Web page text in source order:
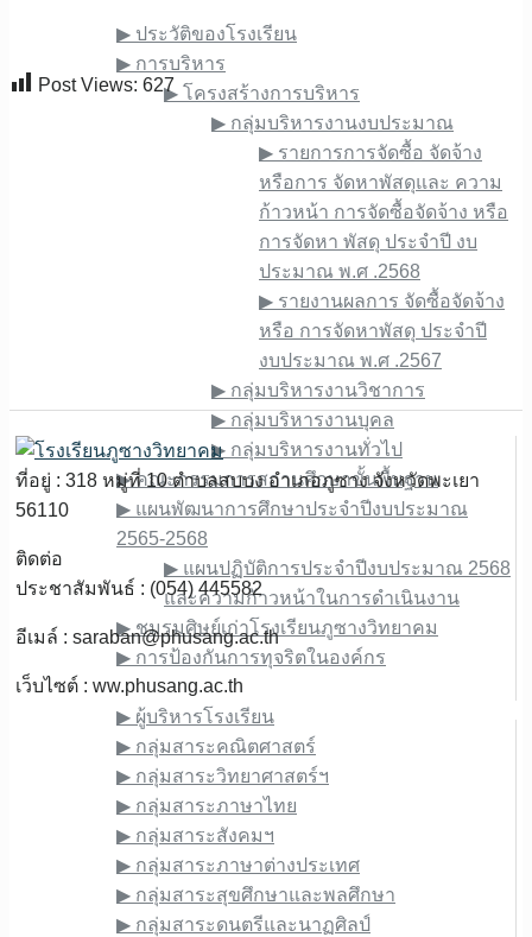
▶︎ ประวัติของโรงเรียน
▶︎ การบริหาร
▶︎ โครงสร้างการบริหาร
▶︎ กลุ่มบริหารงานงบประมาณ
▶︎ รายการการจัดซื้อ จัดจ้าง
หรือการ จัดหาพัสดุและ ความ
ก้าวหน้า การจัดซื้อจัดจ้าง หรือ
การจัดหา พัสดุ ประจําปี งบ
ประมาณ พ.ศ .2568
▶︎ รายงานผลการ จัดซื้อจัดจ้าง
หรือ การจัดหาพัสดุ ประจําปี
งบประมาณ พ.ศ .2567
▶︎ กลุ่มบริหารงานวิชาการ
▶︎ กลุ่มบริหารงานบุคล
▶︎ กลุ่มบริหารงานทั่วไป
▶︎ คณะกรรมการสถานศึกษาขั้นพื้นฐาน
▶︎ แผนพัฒนาการศึกษาประจำปีงบประมาณ
2565-2568
▶︎ แผนปฏิบัติการประจำปีงบประมาณ 2568
และความก้าวหน้าในการดำเนินงาน
▶︎ ชมรมศิษย์เก่าโรงเรียนภูซางวิทยาคม
▶︎ การป้องกันการทุจริตในองค์กร
ข้อมูลบุคลากร
▶︎ ผู้บริหารโรงเรียน
▶︎ กลุ่มสาระคณิตศาสตร์
▶︎ กลุ่มสาระวิทยาศาสตร์ฯ
▶︎ กลุ่มสาระภาษาไทย
▶︎ กลุ่มสาระสังคมฯ
▶︎ กลุ่มสาระภาษาต่างประเทศ
▶︎ กลุ่มสาระสุขศึกษาและพลศึกษา
▶︎ กลุ่มสาระดนตรีและนาฏศิลป์
Post Views: 627
ที่อยู่ : 318 หมู่ที่ 10 ตำบลสบบง อำเภอภูซาง จังหวัดพะเยา
56110
ติดต่อ
ประชาสัมพันธ์ : (054) 445582
อีเมล์ : saraban@phusang.ac.th
เว็บไซต์ : ww.phusang.ac.th